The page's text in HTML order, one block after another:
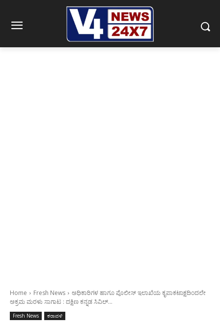
Home Fresh News
ಅಧಿಕಾರಿಗಳ ಹಾಗೂ ಪೊಲೀಸ್ ಇಲಾಖೆಯ ಕೃಪಾಕಟಾಕ್ಷದಿಂದಲೇ
ಅಕ್ರಮ ಮರಳು ಸಾಗಾಟ : ದಕ್ಷಿಣ ಕನ್ನಡ ಸಿವಿಲ್...
Fresh News ಕರಾವಳಿ